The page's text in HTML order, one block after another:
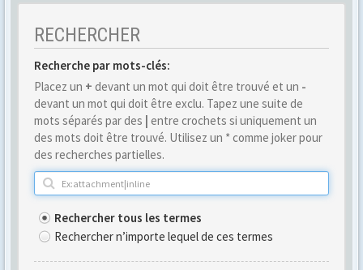
RECHERCHER
Recherche par mots-clés:
Placez un + devant un mot qui doit être trouvé et un -
devant un mot qui doit être exclu. Tapez une suite de
mots séparés par des | entre crochets si uniquement un
des mots doit être trouvé. Utilisez un * comme joker pour
des recherches partielles.
Rechercher tous les termes
Rechercher n’importe lequel de ces termes